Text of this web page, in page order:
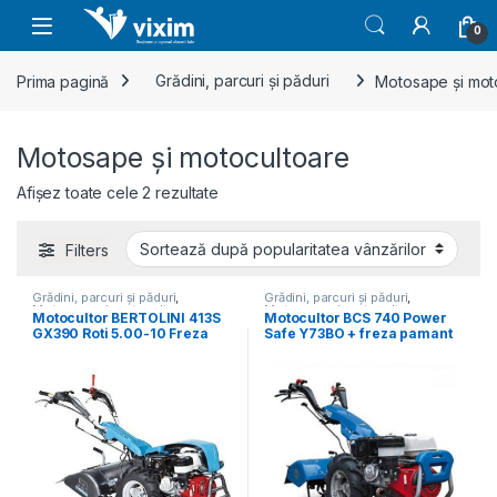
Skip to navigation
Skip to content
0
Prima pagină Grădini, parcuri și păduri Motosape și
Motosape și motocultoare
Afișez toate cele 2 rezultateSortat după popularitate
Filters
Grădini, parcuri și păduri,
Motosape și motocultoare
Motocultor BERTOLINI 413S
GX390 Roti 5.00-10 Freza
Grădini, parcuri și păduri,
Motosape și motocultoare
Motocultor BCS 740 Power
Safe Y73BO + freza pamant